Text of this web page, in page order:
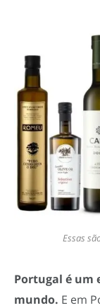
Essas
Portugal é um
mundo. E em